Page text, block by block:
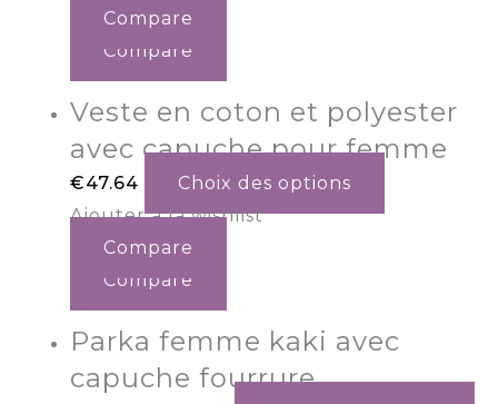
Compare
Compare
Veste en coton et polyester
avec capuche pour femme
€47.64
Choix des options
Ajouter à la wishlist
Compare
Compare
Parka femme kaki avec
capuche fourrure